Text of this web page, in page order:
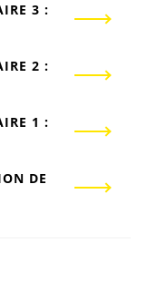
3 :
2 :
1 :
DE